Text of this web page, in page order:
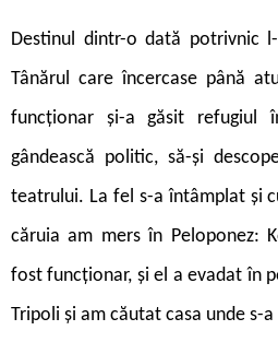
Destinul dintr-o dată potrivnic
Tânărul care încercase până
funcționar și-a găsit refugiul
gândească politic, să-și
teatrului. La fel s-a întâmplat și
căruia am mers în Peloponez:
fost funcționar, și el a evadat în
Tripoli și am căutat casa unde s-